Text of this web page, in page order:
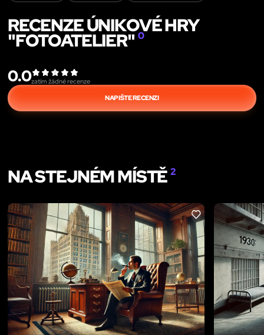
RECENZE ÚNIKOVÉ HRY
"FOTOATELIER" 0
0.0zatím žádné recenze
NAPIŠTE RECENZI
NA STEJNÉM MÍSTĚ2
LIKE